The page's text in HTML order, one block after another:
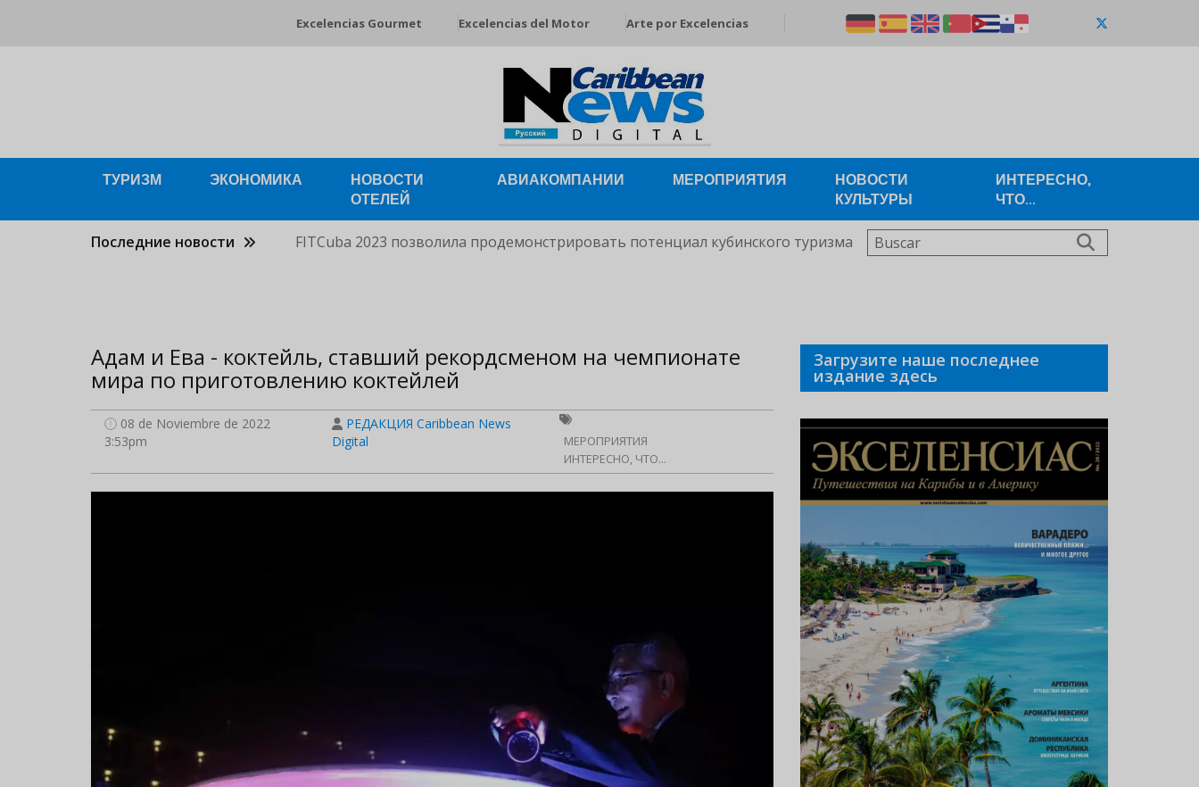
Excelencias Gourmet Excelencias del Motor Arte por Excelencias
ТУРИЗМ ЭКОНОМИКА
НОВОСТИ
ОТЕЛЕЙ
АВИАКОМПАНИИ МЕРОПРИЯТИЯ
НОВОСТИ
КУЛЬТУРЫ
ИНТЕРЕСНО,
ЧТО...
Последние новости FITCuba 2023 позволила продемонстрировать потенциал кубинского туризма Buscar
Адам и Ева - коктейль, ставший рекордсменом на чемпионате
мира по приготовлению коктейлей
08 de Noviembre de 2022
3:53pm
РЕДАКЦИЯ Caribbean News
Digital
МЕРОПРИЯТИЯ
ИНТЕРЕСНО, ЧТО...
Загрузите наше последнее
издание здесь